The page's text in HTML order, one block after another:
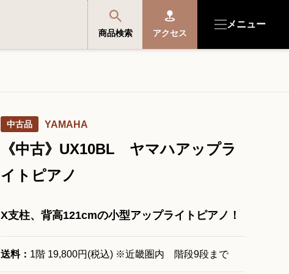
商品検索 アクセス
メニュー
便利なサービス
開成館を知る
音楽教室・イベント情報
サポート・購入特典
中古品 YAMAHA
《中古》UX10BL ヤマハアップラ
イトピアノ
X支柱、背高121cmの小型アップライトピアノ！
送料： 1階 19,800円(税込) ※近畿圏内 階段9段まで